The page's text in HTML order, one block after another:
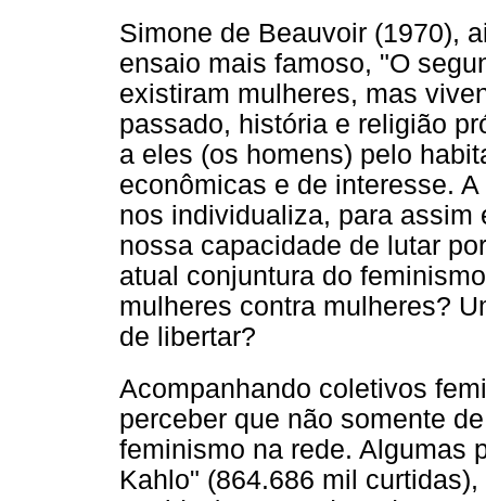
Simone de Beauvoir (1970),
ensaio mais famoso, "O
existiram mulheres, mas
passado, história e religião
a eles (os homens) pelo
econômicas e de interesse.
nos individualiza, para assim
nossa capacidade de lutar
atual conjuntura do
mulheres contra mulheres?
de libertar?
Acompanhando coletivos
perceber que não somente
feminismo na rede. Algumas
Kahlo" (864.686 mil